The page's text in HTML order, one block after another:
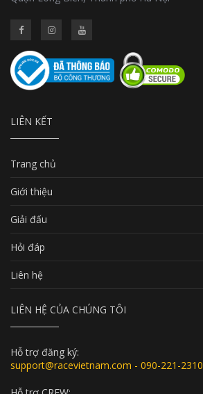
LIÊN KẾT
Trang chủ
Giới thiệu
Giải đấu
Hỏi đáp
Liên hệ
LIÊN HỆ CỦA CHÚNG TÔI
Hỗ trợ đăng ký:
support@racevietnam.com - 090-221-2310